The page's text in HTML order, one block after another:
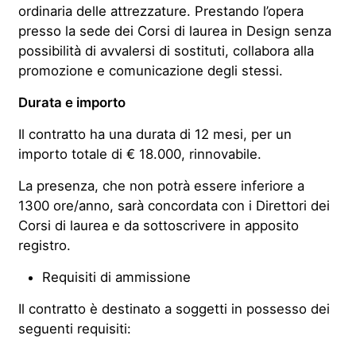
ordinaria delle attrezzature. Prestando l’opera
presso la sede dei Corsi di laurea in Design senza
possibilità di avvalersi di sostituti, collabora alla
promozione e comunicazione degli stessi.
Durata e importo
Il contratto ha una durata di 12 mesi, per un
importo totale di € 18.000, rinnovabile.
La presenza, che non potrà essere inferiore a
1300 ore/anno, sarà concordata con i Direttori dei
Corsi di laurea e da sottoscrivere in apposito
registro.
Requisiti di ammissione
Il contratto è destinato a soggetti in possesso dei
seguenti requisiti: